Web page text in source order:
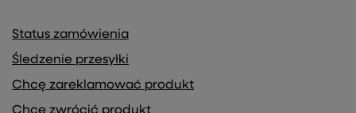
Status zamówienia
Śledzenie przesyłki
Chcę zareklamować produkt
Chcę zwrócić produkt